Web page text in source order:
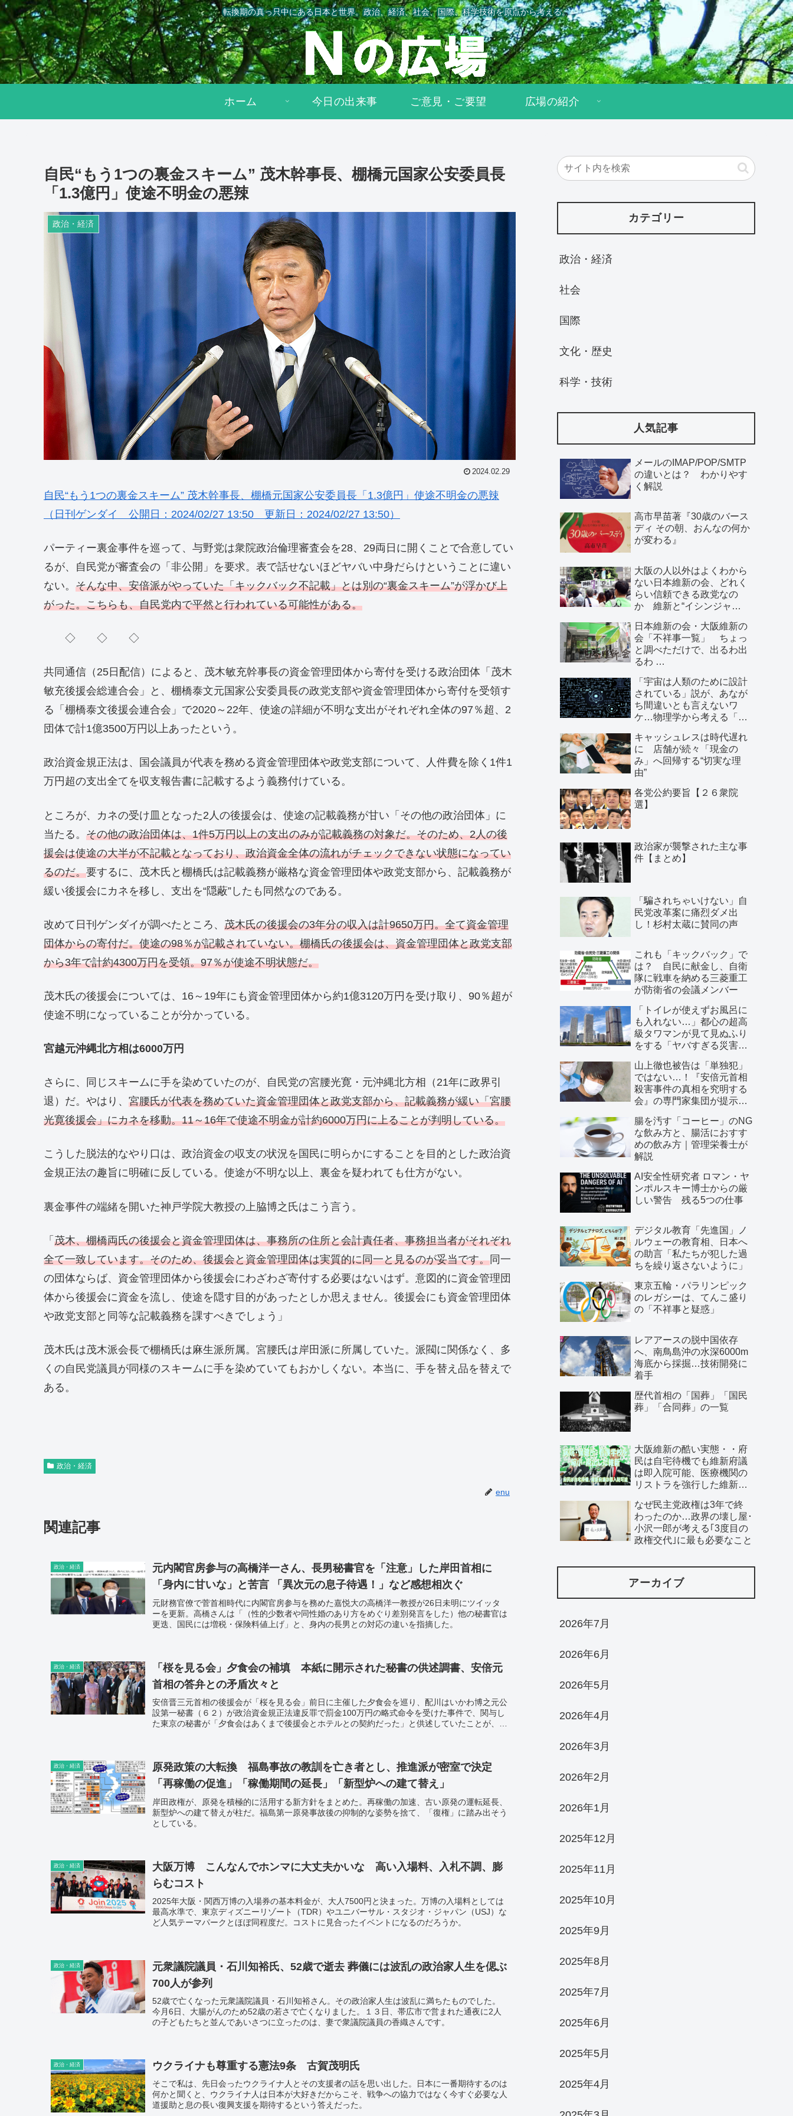
転換期の真っ只中にある日本と世界。政治、経済、社会、国際、科学技術を原点から考える。
ホーム 今日の出来事 ご意見・ご要望 広場の紹介
自民“もう1つの裏金スキーム” 茂木幹事長、棚橋元国家公安委員長
「1.3億円」使途不明金の悪辣
政治・経済
2024.02.29
自民“もう1つの裏金スキーム” 茂木幹事長、棚橋元国家公安委員長「1.3億円」使途不明金の悪辣
（日刊ゲンダイ 公開日：2024/02/27 13:50 更新日：2024/02/27 13:50）
パーティー裏金事件を巡って、与野党は衆院政治倫理審査会を28、29両日に開くことで合意してい
るが、自民党が審査会の「非公開」を要求。表で話せないほどヤバい中身だらけということに違い
ない。 そんな中、安倍派がやっていた「キックバック不記載」とは別の“裏金スキーム”が浮かび上
がった。こちらも、自民党内で平然と行われている可能性がある。
◇ ◇ ◇
共同通信（25日配信）によると、茂木敏充幹事長の資金管理団体から寄付を受ける政治団体「茂木
敏充後援会総連合会」と、棚橋泰文元国家公安委員長の政党支部や資金管理団体から寄付を受領す
る「棚橋泰文後援会連合会」で2020～22年、使途の詳細が不明な支出がそれぞれ全体の97％超、2
団体で計1億3500万円以上あったという。
政治資金規正法は、国会議員が代表を務める資金管理団体や政党支部について、人件費を除く1件1
万円超の支出全てを収支報告書に記載するよう義務付けている。
ところが、カネの受け皿となった2人の後援会は、使途の記載義務が甘い「その他の政治団体」に
当たる。 その他の政治団体は、1件5万円以上の支出のみが記載義務の対象だ。そのため、2人の後
援会は使途の大半が不記載となっており、政治資金全体の流れがチェックできない状態になってい
るのだ。要するに、茂木氏と棚橋氏は記載義務が厳格な資金管理団体や政党支部から、記載義務が
緩い後援会にカネを移し、支出を“隠蔽”したも同然なのである。
改めて日刊ゲンダイが調べたところ、 茂木氏の後援会の3年分の収入は計9650万円。全て資金管理
団体からの寄付だ。使途の98％が記載されていない。棚橋氏の後援会は、資金管理団体と政党支部
から3年で計約4300万円を受領。97％が使途不明状態だ。
茂木氏の後援会については、16～19年にも資金管理団体から約1億3120万円を受け取り、90％超が
使途不明になっていることが分かっている。
宮越元沖縄北方相は6000万円
さらに、同じスキームに手を染めていたのが、自民党の宮腰光寛・元沖縄北方相（21年に政界引
退）だ。やはり、 宮腰氏が代表を務めていた資金管理団体と政党支部から、記載義務が緩い「宮腰
光寛後援会」にカネを移動。11～16年で使途不明金が計約6000万円に上ることが判明している。
こうした脱法的なやり口は、政治資金の収支の状況を国民に明らかにすることを目的とした政治資
金規正法の趣旨に明確に反している。使途が不明な以上、裏金を疑われても仕方がない。
裏金事件の端緒を開いた神戸学院大教授の上脇博之氏はこう言う。
「 茂木、棚橋両氏の後援会と資金管理団体は、事務所の住所と会計責任者、事務担当者がそれぞれ
全て一致しています。そのため、後援会と資金管理団体は実質的に同一と見るのが妥当です。同一
の団体ならば、資金管理団体から後援会にわざわざ寄付する必要はないはず。意図的に資金管理団
体から後援会に資金を流し、使途を隠す目的があったとしか思えません。後援会にも資金管理団体
や政党支部と同等な記載義務を課すべきでしょう」
茂木氏は茂木派会長で棚橋氏は麻生派所属。宮腰氏は岸田派に所属していた。派閥に関係なく、多
くの自民党議員が同様のスキームに手を染めていてもおかしくない。本当に、手を替え品を替えで
ある。
政治・経済
enu
関連記事
政治・経済
元内閣官房参与の高橋洋一さん、長男秘書官を「注意」した岸田首相に
「身内に甘いな」と苦言 「異次元の息子待遇！」など感想相次ぐ
元財務官僚で菅首相時代に内閣官房参与を務めた嘉悦大の高橋洋一教授が26日未明にツイッタ
ーを更新。高橋さんは「（性的少数者や同性婚のあり方をめぐり差別発言をした）他の秘書官は
更迭、国民には増税・保険料値上げ」と、身内の長男との対応の違いを指摘した。
政治・経済
「桜を見る会」夕食会の補填 本紙に開示された秘書の供述調書、安倍元
首相の答弁との矛盾次々と
安倍晋三元首相の後援会が「桜を見る会」前日に主催した夕食会を巡り、配川はいかわ博之元公
設第一秘書（６２）が政治資金規正法違反罪で罰金100万円の略式命令を受けた事件で、関与し
た東京の秘書が「夕食会はあくまで後援会とホテルとの契約だった」と供述していたことが、本
政治・経済
原発政策の大転換 福島事故の教訓を亡き者とし、推進派が密室で決定
「再稼働の促進」「稼働期間の延長」「新型炉への建て替え」
岸田政権が、原発を積極的に活用する新方針をまとめた。再稼働の加速、古い原発の運転延長、
新型炉への建て替えが柱だ。福島第一原発事故後の抑制的な姿勢を捨て、「復権」に踏み出そう
としている。
政治・経済
大阪万博 こんなんでホンマに大丈夫かいな 高い入場料、入札不調、膨
らむコスト
2025年大阪・関西万博の入場券の基本料金が、大人7500円と決まった。万博の入場料としては
最高水準で、東京ディズニーリゾート（TDR）やユニバーサル・スタジオ・ジャパン（USJ）な
ど人気テーマパークとほぼ同程度だ。コストに見合ったイベントになるのだろうか。
政治・経済
元衆議院議員・石川知裕氏、52歳で逝去 葬儀には波乱の政治家人生を偲ぶ
700人が参列
52歳で亡くなった元衆議院議員・石川知裕さん。その政治家人生は波乱に満ちたものでした。
今月6日、大腸がんのため52歳の若さで亡くなりました。１３日、帯広市で営まれた通夜に2人
の子どもたちと並んであいさつに立ったのは、妻で衆議院議員の香織さんです。
政治・経済 ウクライナも尊重する憲法9条 古賀茂明氏
そこで私は、先日会ったウクライナ人とその支援者の話を思い出した。日本に一番期待するのは
何かと聞くと、ウクライナ人は日本が大好きだからこそ、戦争への協力ではなく今すぐ必要な人
道援助と息の長い復興支援を期待するという答えだった。
カテゴリー
政治・経済
社会
国際
文化・歴史
科学・技術
人気記事
メールのIMAP/POP/SMTP
の違いとは？ わかりやす
く解説
高市早苗著『30歳のバース
ディ その朝、おんなの何か
が変わる』
大阪の人以外はよくわから
ない日本維新の会、どれく
らい信頼できる政党なの
か 維新と“イシンジャ
る、大阪で起きていること
日本維新の会・大阪維新の
会「不祥事一覧」 ちょっ
と調べただけで、出るわ出
るわ …
「宇宙は人類のために設計
されている」説が、あなが
ち間違いとも言えないワ
ケ…物理学から考える「こ
キャッシュレスは時代遅れ
に 店舗が続々「現金の
み」へ回帰する“切実な理
由”
各党公約要旨【２６衆院
選】
政治家が襲撃された主な事
件【まとめ】
「騙されちゃいけない」自
民党改革案に痛烈ダメ出
し！杉村太蔵に賛同の声
これも「キックバック」で
は？ 自民に献金し、自衛
隊に戦車を納める三菱重工
が防衛省の会議メンバー
「トイレが使えずお風呂に
も入れない…」都心の超高
級タワマンが見て見ぬふり
をする「ヤバすぎる災害リ
山上徹也被告は「単独犯」
ではない…！『安倍元首相
殺害事件の真相を究明する
会』の専門家集団が提示し
腸を汚す「コーヒー」のNG
な飲み方と、腸活におすす
めの飲み方｜管理栄養士が
解説
AI安全性研究者 ロマン・ヤ
ンポルスキー博士からの厳
しい警告 残る5つの仕事
デジタル教育「先進国」ノ
ルウェーの教育相、日本へ
の助言「私たちが犯した過
ちを繰り返さないように」
東京五輪・パラリンピック
のレガシーは、てんこ盛り
の「不祥事と疑惑」
レアアースの脱中国依存
へ、南鳥島沖の水深6000m
海底から採掘…技術開発に
着手
歴代首相の「国葬」「国民
葬」「合同葬」の一覧
大阪維新の酷い実態・・府
民は自宅待機でも維新府議
は即入院可能、医療機関の
リストラを強行した維新、
開催…
なぜ民主党政権は3年で終
わったのか…政界の壊し屋･
小沢一郎が考える｢3度目の
政権交代｣に最も必要なこと
アーカイブ
2026年7月
2026年6月
2026年5月
2026年4月
2026年3月
2026年2月
2026年1月
2025年12月
2025年11月
2025年10月
2025年9月
2025年8月
2025年7月
2025年6月
2025年5月
2025年4月